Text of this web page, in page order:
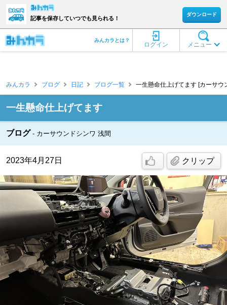
記事を保存していつでも見られる！
ダウンロード
メニュー
ログイン
みんカラとは？
みんカラ ブログ 日記 ブログ一覧 一生懸命仕上げてます [カーサウ
一生懸命仕上げてます
ブログ カーサウンドシンワ 浅間
2023年4月27日 クリップ